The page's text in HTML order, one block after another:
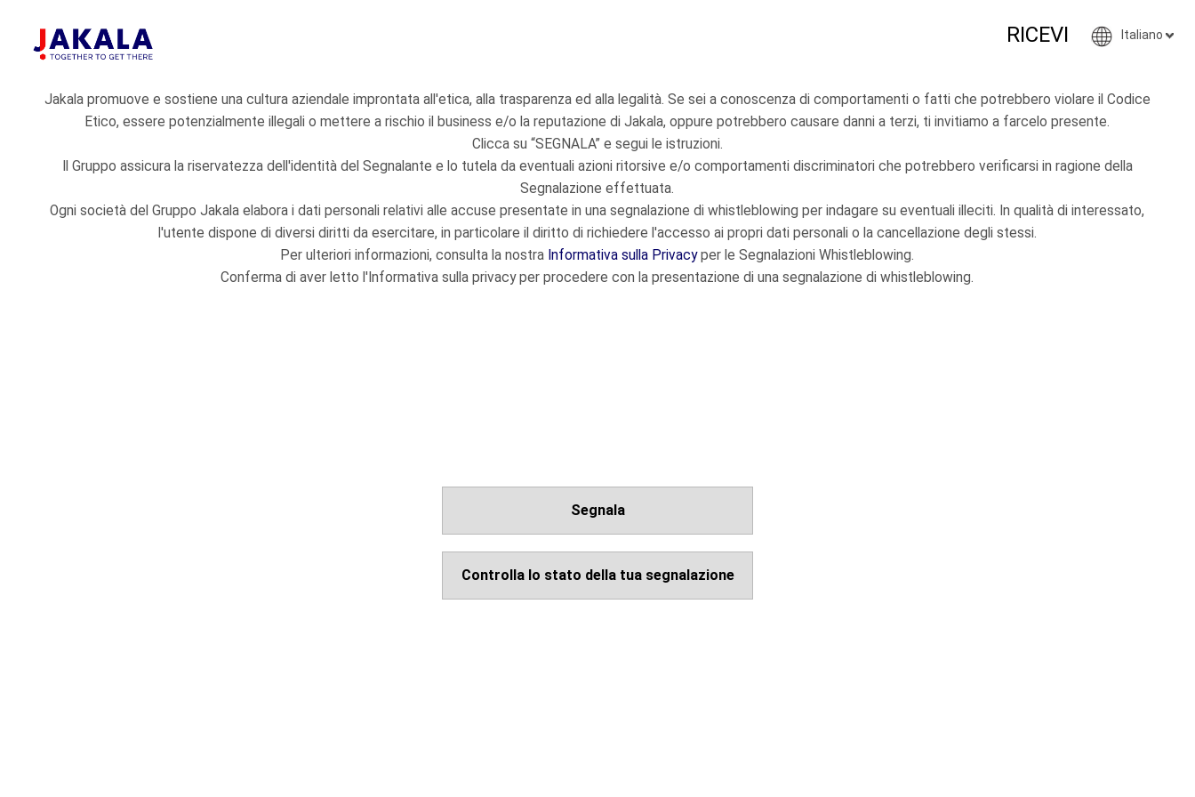
Italiano
RICEVI
Jakala promuove e sostiene una cultura aziendale improntata all'etica, alla trasparenza ed alla legalità. Se sei a conoscenza di comportamenti o fatti che potrebbero violare il Codice
Etico, essere potenzialmente illegali o mettere a rischio il business e/o la reputazione di Jakala, oppure potrebbero causare danni a terzi, ti invitiamo a farcelo presente.
Clicca su “SEGNALA” e segui le istruzioni.
Il Gruppo assicura la riservatezza dell'identità del Segnalante e lo tutela da eventuali azioni ritorsive e/o comportamenti discriminatori che potrebbero verificarsi in ragione della
Segnalazione effettuata.
Ogni società del Gruppo Jakala elabora i dati personali relativi alle accuse presentate in una segnalazione di whistleblowing per indagare su eventuali illeciti. In qualità di interessato,
l'utente dispone di diversi diritti da esercitare, in particolare il diritto di richiedere l'accesso ai propri dati personali o la cancellazione degli stessi.
Per ulteriori informazioni, consulta la nostra Informativa sulla Privacyper le Segnalazioni Whistleblowing.
Conferma di aver letto l'Informativa sulla privacy per procedere con la presentazione di una segnalazione di whistleblowing.
Segnala
Controlla lo stato della tua segnalazione